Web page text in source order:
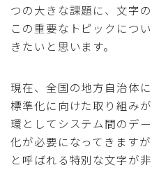
つの大きな課題に、文字
この重要なトピックにつ
きたいと思います。
現在、全国の地方自治体
標準化に向けた取り組み
環としてシステム間のデ
化が必要になってきます
と呼ばれる特別な文字が